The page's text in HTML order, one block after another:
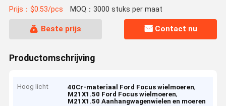
Prijs：$0.53/pcs MOQ：3000 stuks per maat
Beste prijs Contact nu
Productomschrijving
Hoog licht 40Cr-materiaal Ford Focus wielmoeren,
M21X1.50 Ford Focus wielmoeren,
M21X1.50 Aanhangwagenwielen en moeren